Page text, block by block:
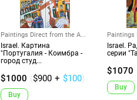
Paintings Direct from the A...
Israel. Картина
"Португалия - Коимбра -
город студ...
$1000 ($900 + $100)
Buy
Paintings
Israel.
серии
$1070
Buy